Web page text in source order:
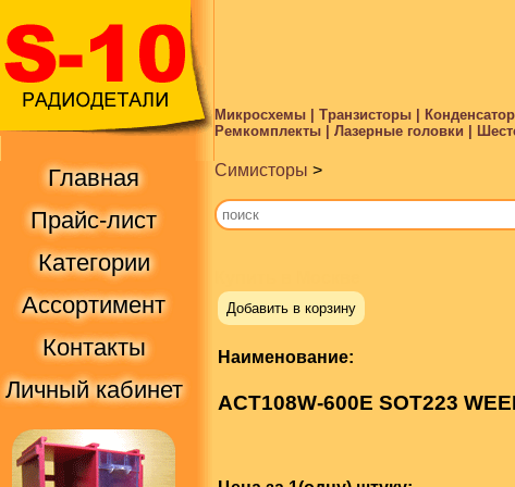
Микросхемы | Транзисторы |
Ремкомплекты | Лазерные головки |
Главная
Прайс-лист
Категории
Ассортимент
Контакты
Личный кабинет
Симисторы >
Добавить в корзину
Наименование:
ACT108W-600E SOT223